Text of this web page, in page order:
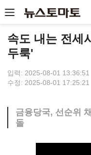
속도 내는 전세
두룩'
입력: 2025-08-01 13:36:51
수정: 2025-08-01 17:25:21
금융당국, 선순위
돌